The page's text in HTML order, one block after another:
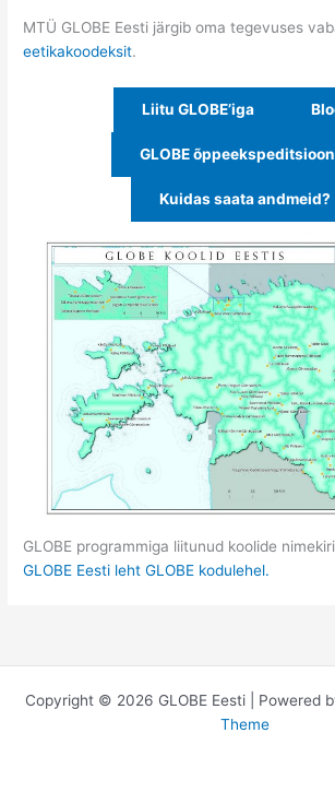
MTÜ GLOBE Eesti järgib oma tegevuses
eetikakoodeksit.
Liitu GLOBE’iga
GLOBE
Kuidas saata andmeid?
GLOBE programmiga liitunud koolide
GLOBE Eesti leht GLOBE kodulehel.
Copyright © 2026 GLOBE Eesti | Powered
Theme